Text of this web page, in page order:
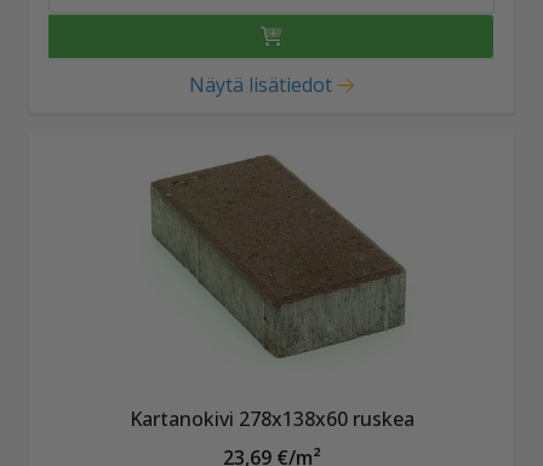
Näytä lisätiedot
Kartanokivi 278x138x60 ruskea
23,69 €/m²